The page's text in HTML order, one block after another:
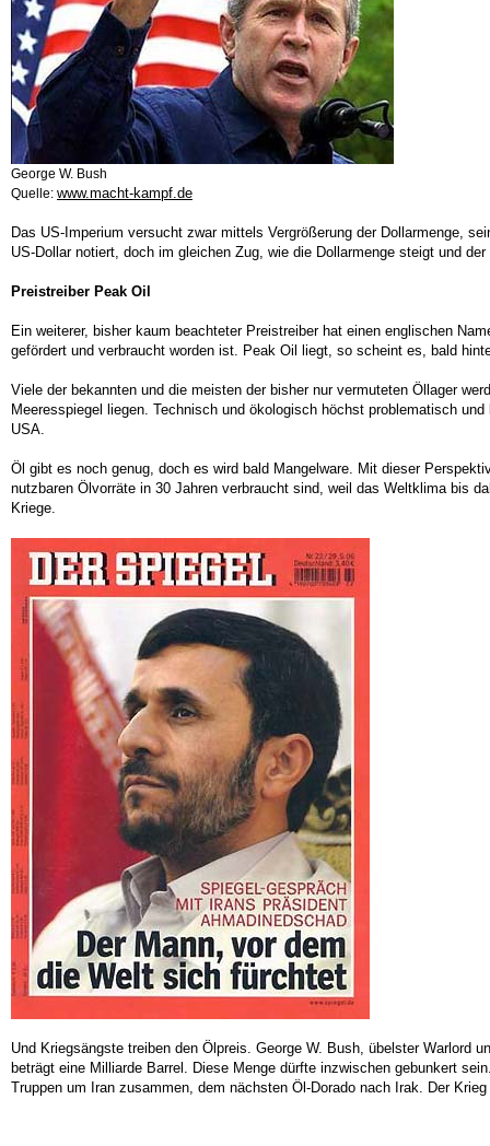
George W. Bush
Quelle: www.macht-kampf.de
Das US-Imperium versucht zwar mittels Vergrößerung der Dollarmenge,
US-Dollar notiert, doch im gleichen Zug, wie die Dollarmenge steigt und
Preistreiber Peak Oil
Ein weiterer, bisher kaum beachteter Preistreiber hat einen englischen
gefördert und verbraucht worden ist. Peak Oil liegt, so scheint es, bald
Viele der bekannten und die meisten der bisher nur vermuteten Öllager
Meeresspiegel liegen. Technisch und ökologisch höchst problematisch
USA.
Öl gibt es noch genug, doch es wird bald Mangelware. Mit dieser
nutzbaren Ölvorräte in 30 Jahren verbraucht sind, weil das Weltklima bis
Kriege.
Und Kriegsängste treiben den Ölpreis. George W. Bush, übelster Warlord
beträgt eine Milliarde Barrel. Diese Menge dürfte inzwischen gebunkert
Truppen um Iran zusammen, dem nächsten Öl-Dorado nach Irak. Der